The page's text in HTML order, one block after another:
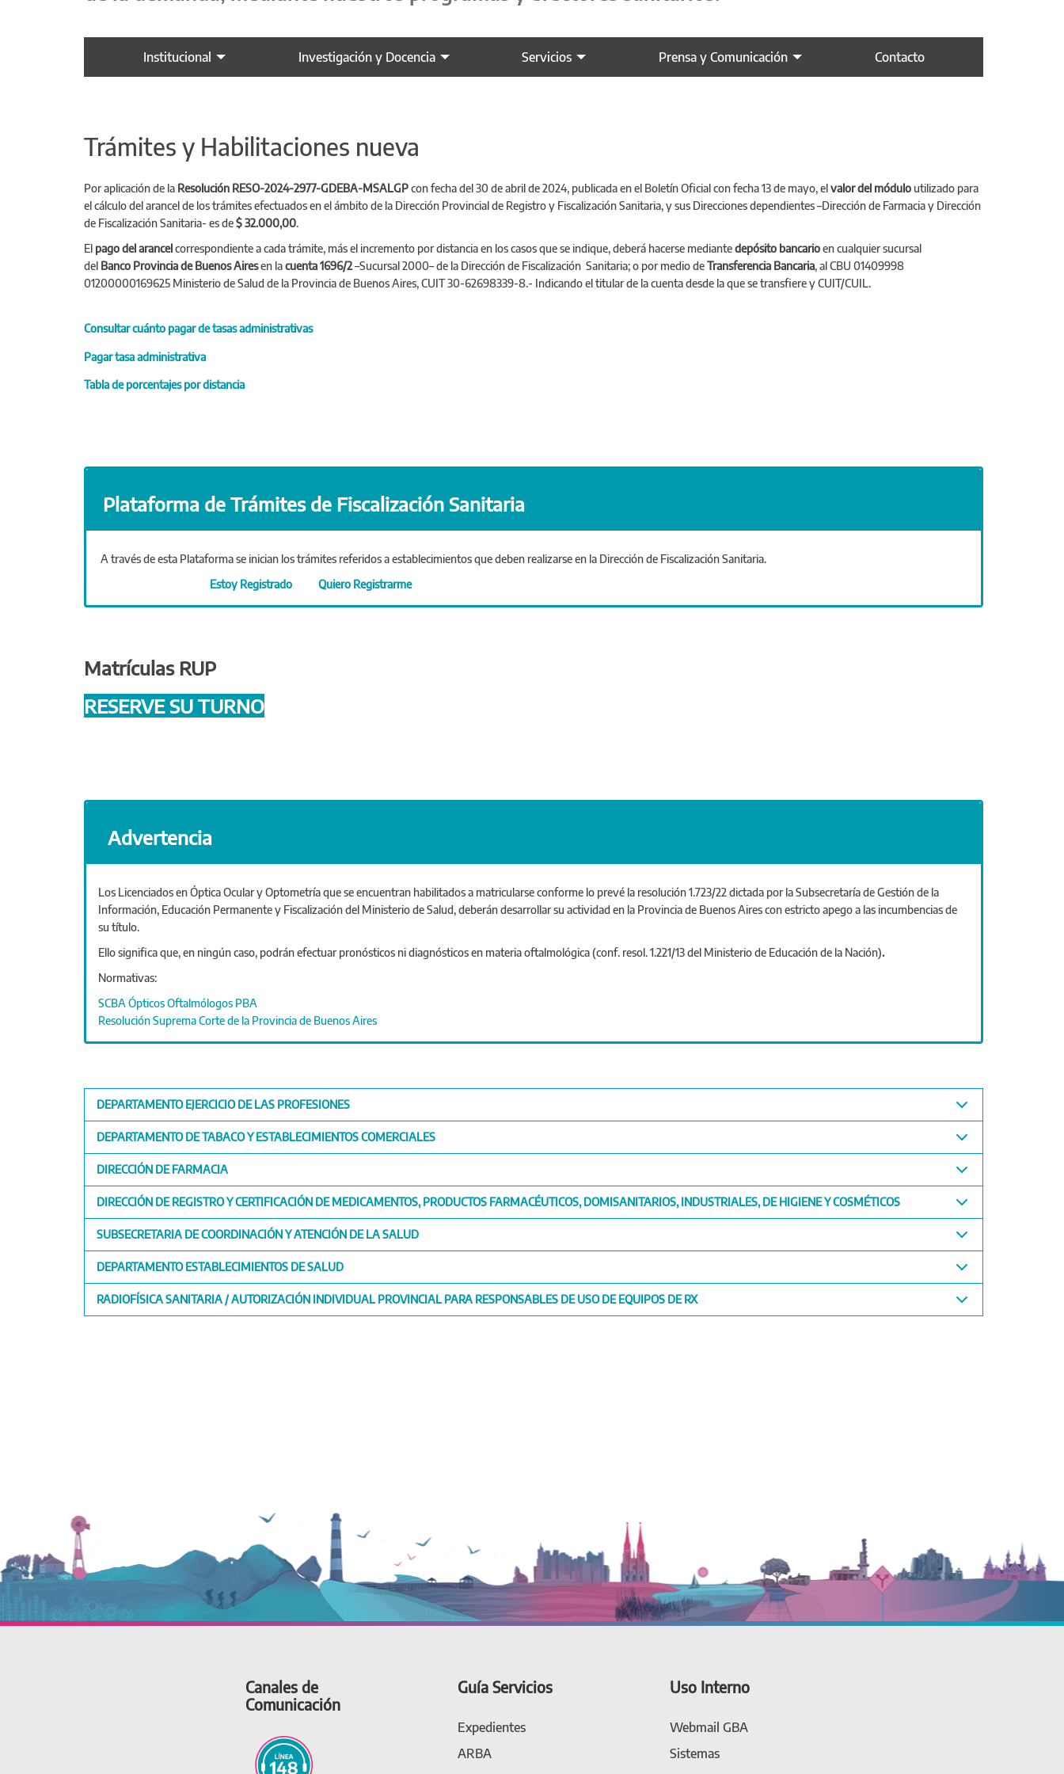
Institucional Investigación y Docencia Servicios Prensa y Comunicación Contacto
Trámites y Habilitaciones nueva
Por aplicación de la Resolución RESO-2024-2977-GDEBA-MSALGPcon fecha del 30 de abril de 2024, publicada en el Boletín Oficial con fecha 13 de mayo, elvalor del módulo utilizado para
el cálculo del arancel de los trámites efectuados en el ámbito de la Dirección Provincial de Registro y Fiscalización Sanitaria, y sus Direcciones dependientes –Dirección de Farmacia y Dirección
de Fiscalización Sanitaria- es de$ 32.000,00.
El pago del arancelcorrespondiente a cada trámite, más el incremento por distancia en los casos que se indique, deberá hacerse mediantedepósito bancarioen cualquier sucursal
del Banco Provincia de Buenos Airesen lacuenta 1696/2–Sucursal 2000– de la Dirección de Fiscalización Sanitaria; o por medio deTransferencia Bancaria, al CBU 01409998
01200000169625 Ministerio de Salud de la Provincia de Buenos Aires, CUIT 30-62698339-8.- Indicando el titular de la cuenta desde la que se transfiere y CUIT/CUIL.
Consultar cuánto pagar de tasas administrativas
Pagar tasa administrativa
Tabla de porcentajes por distancia
Plataforma de Trámites de Fiscalización Sanitaria
A través de esta Plataforma se inician los trámites referidos a establecimientos que deben realizarse en la Dirección de Fiscalización Sanitaria.
Estoy Registrado
Quiero Registrarme
Matrículas RUP
RESERVE SU TURNO
Advertencia
Los Licenciados en Óptica Ocular y Optometría que se encuentran habilitados a matricularse conforme lo prevé la resolución 1.723/22 dictada por la Subsecretaría de Gestión de la
Información, Educación Permanente y Fiscalización del Ministerio de Salud, deberán desarrollar su actividad en la Provincia de Buenos Aires con estricto apego a las incumbencias de
su título.
Ello significa que, en ningún caso, podrán efectuar pronósticos ni diagnósticos en materia oftalmológica (conf. resol. 1.221/13 del Ministerio de Educación de la Nación).
Normativas:
SCBA Ópticos Oftalmólogos PBA
Resolución Suprema Corte de la Provincia de Buenos Aires
DEPARTAMENTO EJERCICIO DE LAS PROFESIONES
DEPARTAMENTO DE TABACO Y ESTABLECIMIENTOS COMERCIALES
DIRECCIÓN DE FARMACIA
DIRECCIÓN DE REGISTRO Y CERTIFICACIÓN DE MEDICAMENTOS, PRODUCTOS FARMACÉUTICOS, DOMISANITARIOS, INDUSTRIALES, DE HIGIENE Y COSMÉTICOS
SUBSECRETARIA DE COORDINACIÓN Y ATENCIÓN DE LA SALUD
DEPARTAMENTO ESTABLECIMIENTOS DE SALUD
RADIOFÍSICA SANITARIA / AUTORIZACIÓN INDIVIDUAL PROVINCIAL PARA RESPONSABLES DE USO DE EQUIPOS DE RX
Canales de
Comunicación
Guía Servicios
Expedientes
ARBA
Uso Interno
Webmail GBA
Sistemas